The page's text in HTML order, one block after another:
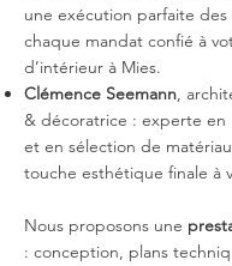
une exécution parfaite
chaque mandat confié à
d’intérieur à Mies.
Clémence Seemann,
& décoratrice : experte en
et en sélection de
touche esthétique finale à
Nous proposons une
: conception, plans